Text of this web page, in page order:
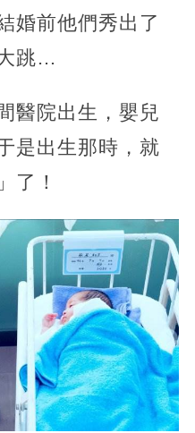
婚前他們秀出了
跳…
醫院出生，嬰兒
是出生那時，就
了！